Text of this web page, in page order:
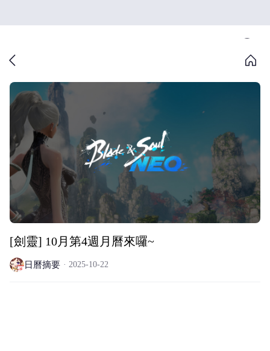
[劍靈] 10月第4週月曆來囉~
日曆摘要 2025-10-22